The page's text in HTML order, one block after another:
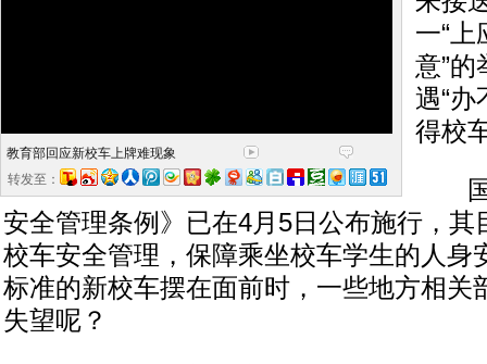
教育部回应新校车上牌难现象
转发至：
一“
意”的
遇“办
得校
国
安全管理条例》已在4月5日公布施行，其
校车安全管理，保障乘坐校车学生的人身
标准的新校车摆在面前时，一些地方相关
失望呢？